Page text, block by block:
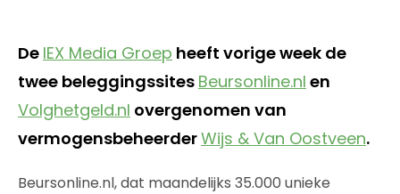
De IEX Media Groep heeft vorige week de
twee beleggingssites Beursonline.nl en
Volghetgeld.nl overgenomen van
vermogensbeheerderWijs & Van Oostveen.
Beursonline.nl, dat maandelijks 35.000 unieke